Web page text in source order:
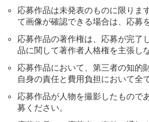
応募作品は未発表のものに限りま
て画像が確認できる場合は、応募
応募作品の著作権は、応募が完了
品に関して著作者人格権を主張し
応募作品において、第三者の知的
自身の責任と費用負担において全
応募作品が人物を撮影したもので
募ください。